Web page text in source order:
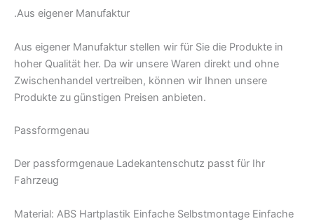
.Aus eigener Manufaktur
Aus eigener Manufaktur stellen wir für Sie die Produkte in
hoher Qualität her. Da wir unsere Waren direkt und ohne
Zwischenhandel vertreiben, können wir Ihnen unsere
Produkte zu günstigen Preisen anbieten.
Passformgenau
Der passformgenaue Ladekantenschutz passt für Ihr
Fahrzeug
Material: ABS Hartplastik Einfache Selbstmontage Einfache